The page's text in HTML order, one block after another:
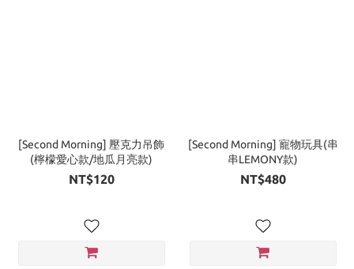
[Second Morning] 壓克力吊飾
(檸檬愛心款/地瓜月亮款)
NT$120
[Second Morning] 寵物玩具(串
串LEMONY款)
NT$480